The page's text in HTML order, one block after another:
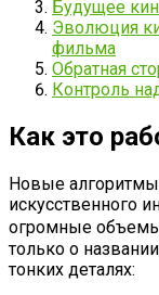
Будущее
Эволюция
фильма
Обратная
Контроль
Как это
Новые
искусственного
огромные
только о
тонких деталях: